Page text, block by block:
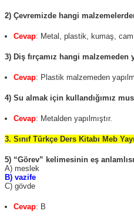
2) Çevremizde hangi
Cevap: Metal, plastik, kumaş, cam
3) Diş fırçamız hangi malzemeden
Cevap: Plastik malzemeden
4) Su almak için kullandığımız
Cevap: Metalden yapılmıştır.
3. Sınıf Türkçe Ders Kitabı Meb
5) “Görev” kelimesinin eş
A) meslek
B) vazife
C) gövde
Cevap: B